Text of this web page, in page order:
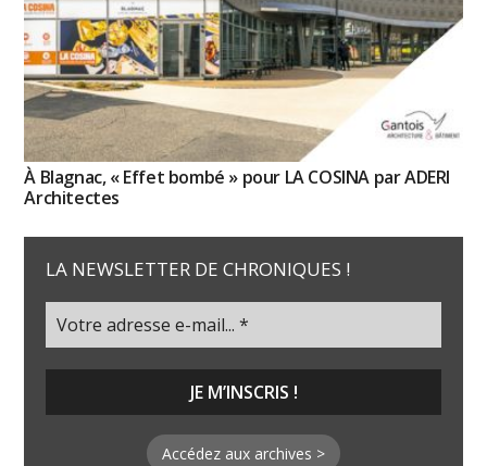
À Blagnac, « Effet bombé » pour LA COSINA par ADERI
Architectes
LA NEWSLETTER DE CHRONIQUES !
Accédez aux archives >